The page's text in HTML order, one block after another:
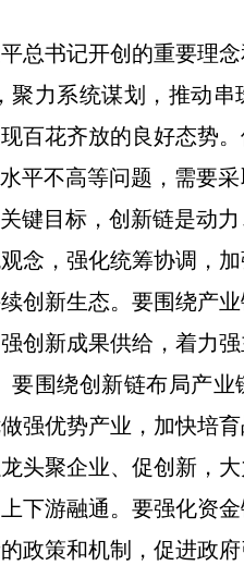
总书记开创的重要理
力系统谋划，推动
百花齐放的良好态势
平不高等问题，需要
键目标，创新链是动
念，强化统筹协调，
创新生态。要围绕产
创新成果供给，着力强
围绕创新链布局产
强优势产业，加快培
头聚企业、促创新，
下游融通。要强化资
政策和机制，促进政